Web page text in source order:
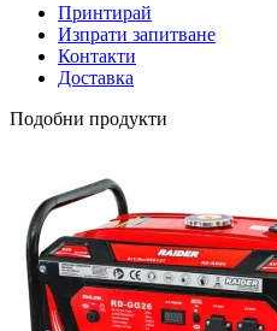
Принтирай
Изпрати запитване
Контакти
Доставка
Подобни продукти